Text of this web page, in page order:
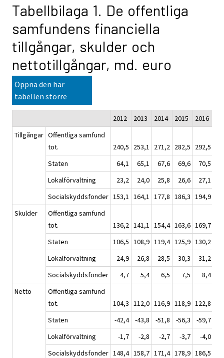
Tabellbilaga 1. De offentliga
samfundens financiella
tillgångar, skulder och
nettotillgångar, md. euro
Öppna den här
tabellen större
2012 2013 2014 2015 2016
Tillgångar Offentliga samfund
tot.
240,5 253,1 271,2 282,5 292,5
Staten
64,1 65,1 67,6 69,6 70,5
Lokalförvaltning
23,2 24,0 25,8 26,6 27,1
Socialskyddsfonder 153,1 164,1 177,8 186,3 194,9
Skulder
Offentliga samfund
tot.
136,2 141,1 154,4 163,6 169,7
Staten
106,5 108,9 119,4 125,9 130,2
Lokalförvaltning
24,9 26,8 28,5 30,3 31,2
Socialskyddsfonder
4,7 5,4 6,5 7,5 8,4
Netto
Offentliga samfund
tot.
104,3 112,0 116,9 118,9 122,8
Staten
-42,4 -43,8 -51,8 -56,3 -59,7
Lokalförvaltning
-1,7 -2,8 -2,7 -3,7 -4,0
Socialskyddsfonder 148,4 158,7 171,4 178,9 186,5